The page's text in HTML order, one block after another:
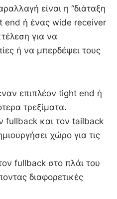
είναι η “διάταξη
end ή ένας wide receiver
για να
ή να μπερδέψει τους
επιπλέον tight end ή
τρεξίματα.
fullback και τον tailback
χώρο για τις
fullback στο πλάι του
διαφορετικές